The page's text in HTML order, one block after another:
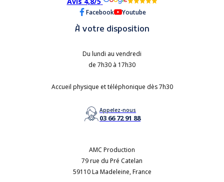
Facebook Youtube
À votre disposition
Du lundi au vendredi
de 7h30 à 17h30
Accueil physique et téléphonique dès 7h30
Appelez-nous
03 66 72 91 88
AMC Production
79 rue du Pré Catelan
59110 La Madeleine, France